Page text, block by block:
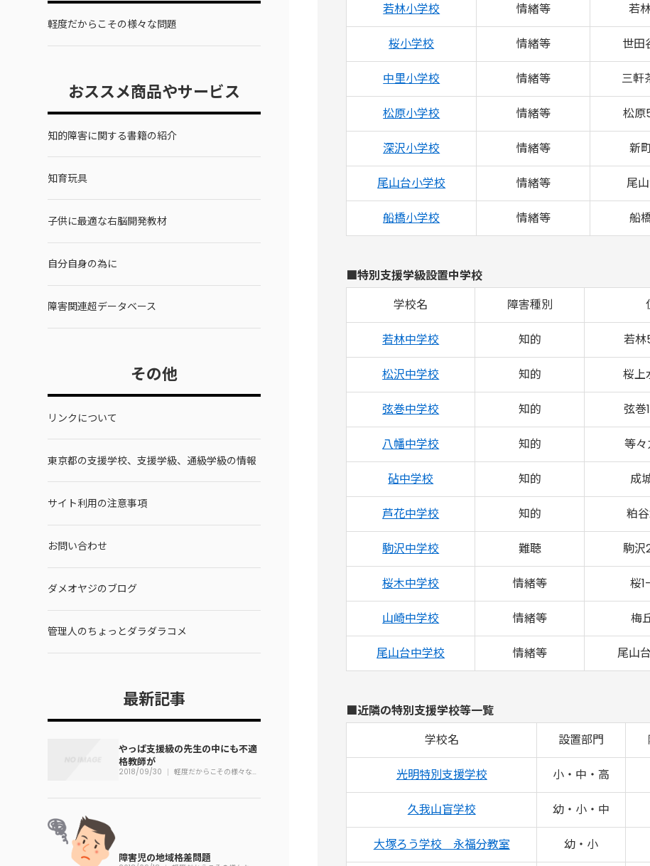
若林小学校 情緒等 若
桜小学校 情緒等 世
中里小学校 情緒等 三軒
松原小学校 情緒等 松
深沢小学校 情緒等 新
尾山台小学校 情緒等 尾
船橋小学校 情緒等 船
■特別支援学級設置中学校
学校名
障害種別
若林中学校 知的 若
松沢中学校 知的 桜
弦巻中学校 知的 弦
八幡中学校 知的 等
砧中学校 知的 成
芦花中学校 知的 粕
駒沢中学校 難聴 駒
桜木中学校 情緒等 桜
山崎中学校 情緒等 梅
尾山台中学校 情緒等 尾山
■近隣の特別支援学校等一覧
学校名
設置部門
光明特別支援学校 小・中・高
久我山盲学校 幼・小・中
大塚ろう学校 永福分教室 幼・小
軽度だからこその様々な問題
おススメ商品やサービス
知的障害に関する書籍の紹介
知育玩具
子供に最適な右脳開発教材
自分自身の為に
障害関連超データベース
その他
リンクについて
東京都の支援学校、支援学級、通級学級の情報
サイト利用の注意事項
お問い合わせ
ダメオヤジのブログ
管理人のちょっとダラダラコメ
最新記事
やっぱ支援級の先生の中にも不適
格教師が
2018/09/30 軽度だからこその様々な問
障害児の地域格差問題